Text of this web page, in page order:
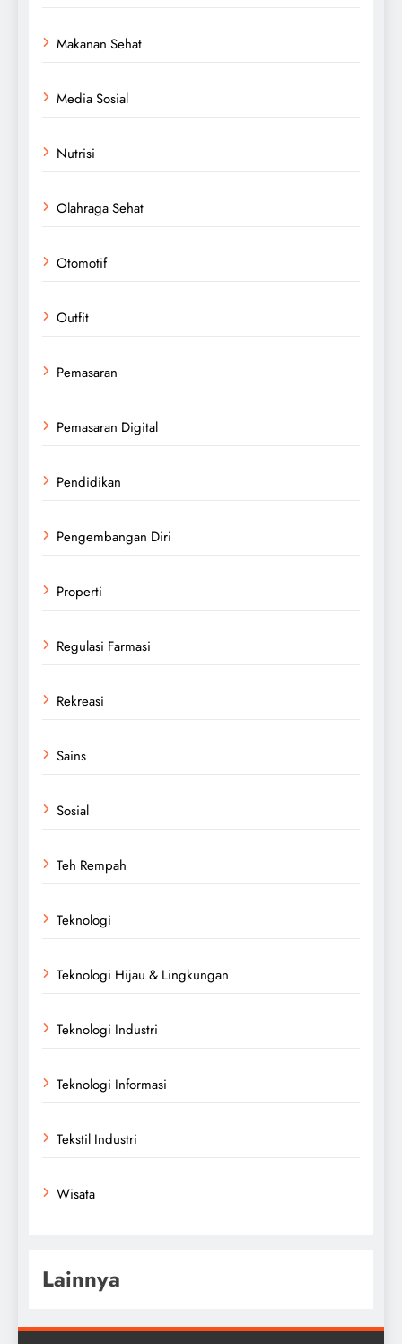
Makanan Sehat
Media Sosial
Nutrisi
Olahraga Sehat
Otomotif
Outfit
Pemasaran
Pemasaran Digital
Pendidikan
Pengembangan Diri
Properti
Regulasi Farmasi
Rekreasi
Sains
Sosial
Teh Rempah
Teknologi
Teknologi Hijau & Lingkungan
Teknologi Industri
Teknologi Informasi
Tekstil Industri
Wisata
Lainnya